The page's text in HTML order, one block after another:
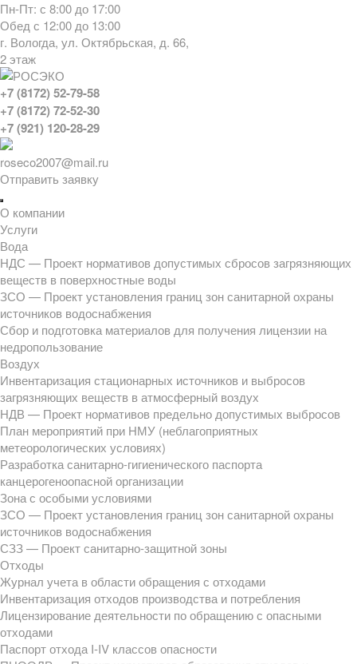
Перейти
к
содержимому
Пн-Пт: с 8:00 до 17:00
Обед с 12:00 до 13:00
г. Вологда, ул. Октябрьская, д. 66,
2 этаж
+7 (8172) 52-79-58
+7 (8172) 72-52-30
+7 (921) 120-28-29
roseco2007@mail.ru
Отправить заявку
О компании
Услуги
Вода
НДС — Проект нормативов допустимых сбросов загрязняющих
веществ в поверхностные воды
ЗСО — Проект установления границ зон санитарной охраны
источников водоснабжения
Сбор и подготовка материалов для получения лицензии на
недропользование
Воздух
Инвентаризация стационарных источников и выбросов
загрязняющих веществ в атмосферный воздух
НДВ — Проект нормативов предельно допустимых выбросов
План мероприятий при НМУ (неблагоприятных
метеорологических условиях)
Разработка санитарно-гигиенического паспорта
канцерогеноопасной организации
Зона с особыми условиями
ЗСО — Проект установления границ зон санитарной охраны
источников водоснабжения
СЗЗ — Проект санитарно-защитной зоны
Отходы
Журнал учета в области обращения с отходами
Инвентаризация отходов производства и потребления
Лицензирование деятельности по обращению с опасными
отходами
Паспорт отхода I-IV классов опасности